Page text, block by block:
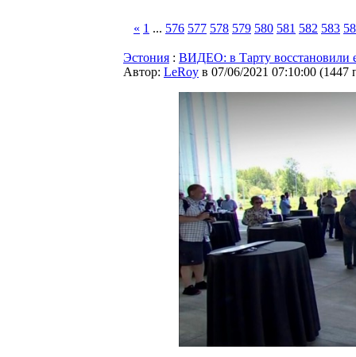
« 1 ... 576 577 578 579 580 581 582 583
Эстония : ВИДЕО: в Тарту восстановили
Автор: LeRoy в 07/06/2021 07:10:00 (1447